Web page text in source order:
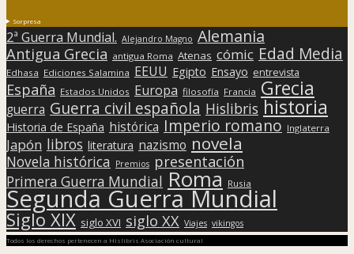
Sorpresa
2ª Guerra Mundial. Alejandro Magno Alemania
Antigua Grecia antigua Roma Atenas cómic Edad Media
Edhasa Ediciones Salamina EEUU Egipto Ensayo entrevista
España Estados Unidos Europa filosofía Francia Grecia
guerra Guerra civil española Hislibris historia
Historia de España histórica Imperio romano Inglaterra
Japón libros literatura nazismo novela
Novela histórica Premios presentación
Primera Guerra Mundial Roma Rusia
Segunda Guerra Mundial
Siglo XIX siglo XVI siglo XX Viajes vikingos
Todos los derechos pertenecen a Hislibris Asociación cultural